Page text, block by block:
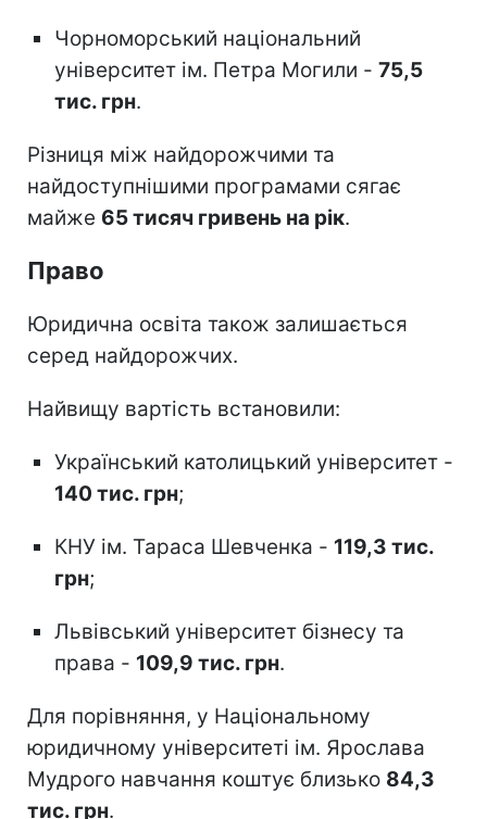
Чорноморський національний
університет ім. Петра Могили - 75,5
тис. грн.
Різниця між найдорожчими та
найдоступнішими програмами сягає
майже 65 тисяч гривень на рік.
Право
Юридична освіта також залишається
серед найдорожчих.
Найвищу вартість встановили:
Український католицький університет -
140 тис. грн;
КНУ ім. Тараса Шевченка - 119,3 тис.
грн;
Львівський університет бізнесу та
права - 109,9 тис. грн.
Для порівняння, у Національному
юридичному університеті ім. Ярослава
Мудрого навчання коштує близько 84,3
тис. грн.